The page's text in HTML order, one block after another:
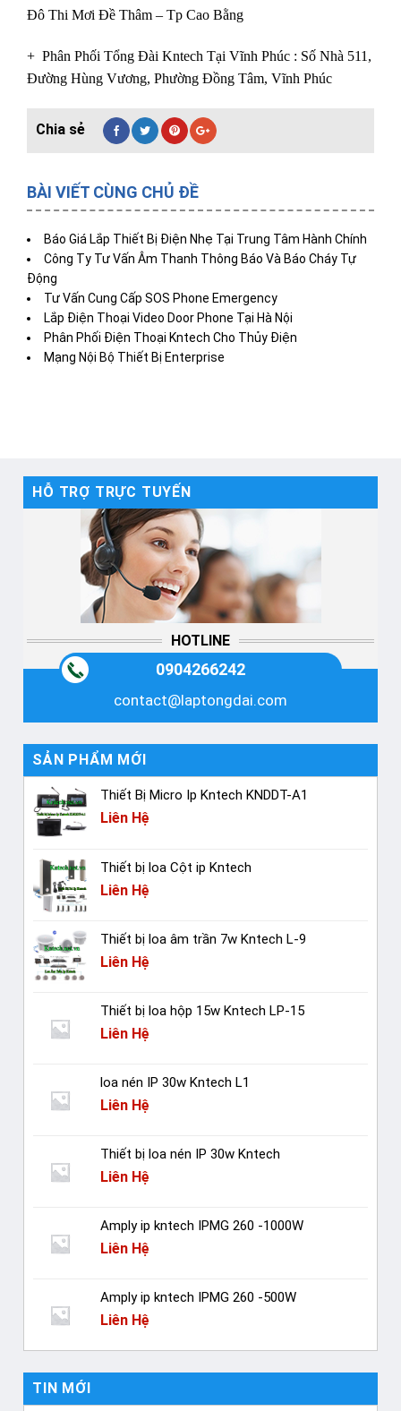
HỖ TRỢ TRỰC TUYẾN
HOTLINE
0904266242
contact@laptongdai.com
SẢN PHẨM MỚI
Thiết Bị Micro Ip Kntech KNDDT-A1
Liên Hệ
Thiết bị loa Cột ip Kntech
Liên Hệ
Thiết bị loa âm trần 7w Kntech L-9
Liên Hệ
Thiết bị loa hộp 15w Kntech LP-15
Liên Hệ
loa nén IP 30w Kntech L1
Liên Hệ
Thiết bị loa nén IP 30w Kntech
Liên Hệ
Amply ip kntech IPMG 260 -1000W
Liên Hệ
Amply ip kntech IPMG 260 -500W
Liên Hệ
TIN MỚI
Đô Thi Mơi Đề Thâm – Tp Cao Bằng
+ Phân Phối Tổng Đài Kntech Tại Vĩnh Phúc : Số Nhà 511,
Đường Hùng Vương, Phường Đồng Tâm, Vĩnh Phúc
BÀI VIẾT CÙNG CHỦ ĐỀ
Báo Giá Lắp Thiết Bị Điện Nhẹ Tại Trung Tâm Hành Chính
Công Ty Tư Vấn Âm Thanh Thông Báo Và Báo Cháy Tự
Động
Tư Vấn Cung Cấp SOS Phone Emergency
Lắp Điện Thoại Video Door Phone Tại Hà Nội
Phân Phối Điện Thoại Kntech Cho Thủy Điện
Mạng Nội Bộ Thiết Bị Enterprise